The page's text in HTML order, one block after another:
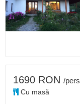
1690 RON /pers
Cu masă